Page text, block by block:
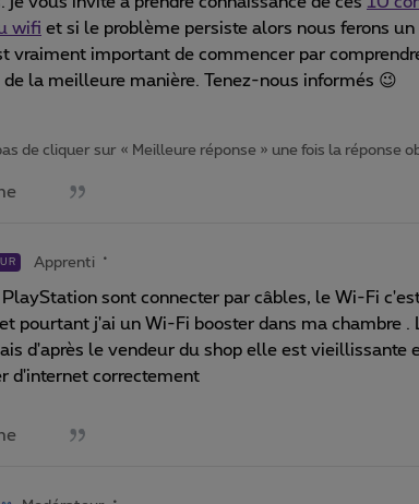
wifi et si le problème persiste alors nous ferons un
vraiment important de commencer par
de la meilleure manière. Tenez-nous informés 😉
de cliquer sur « Meilleure réponse » une fois la réponse
Apprenti
PlayStation sont connecter par câbles, le Wi-Fi
pourtant j'ai un Wi-Fi booster dans ma chambre .
d'après le vendeur du shop elle est vieillissante
d'internet correctement